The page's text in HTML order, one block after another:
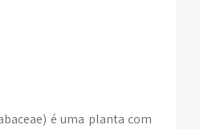
é uma planta com